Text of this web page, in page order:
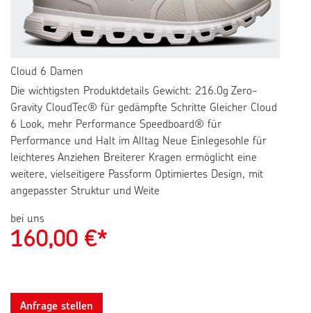
Cloud 6 Damen
Die wichtigsten Produktdetails Gewicht: 216.0g Zero-
Gravity CloudTec® für gedämpfte Schritte Gleicher Cloud
6 Look, mehr Performance Speedboard® für
Performance und Halt im Alltag Neue Einlegesohle für
leichteres Anziehen Breiterer Kragen ermöglicht eine
weitere, vielseitigere Passform Optimiertes Design, mit
angepasster Struktur und Weite
bei uns
160,00 €*
Anfrage stellen